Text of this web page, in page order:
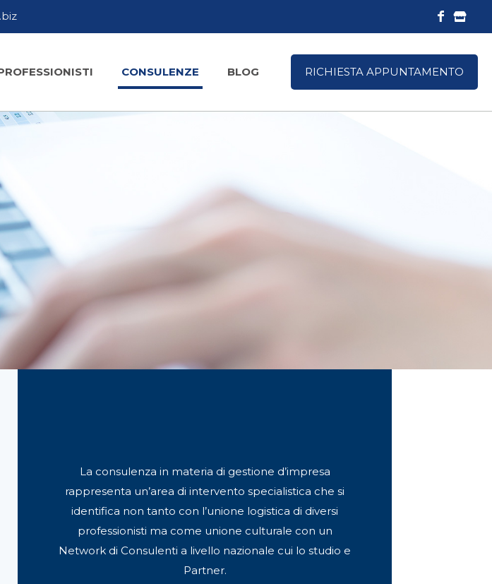
CONSULENZE BLOG RICHIESTA APPUNTAMENTO
La consulenza in materia di gestione d’impresa
rappresenta un’area di intervento specialistica che si
identifica non tanto con l’unione logistica di diversi
professionisti ma come unione culturale con un
Network di Consulenti a livello nazionale cui lo studio e
Partner.